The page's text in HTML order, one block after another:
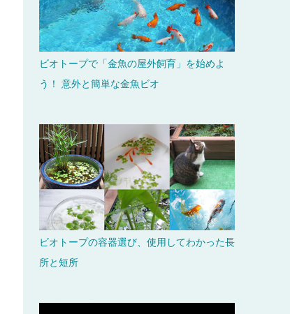
ビオトープで「金魚の屋外飼育」を始めよ
う！ 意外と簡単な金魚ビオ
ビオトープの容器選び、使用してわかった長
所と短所